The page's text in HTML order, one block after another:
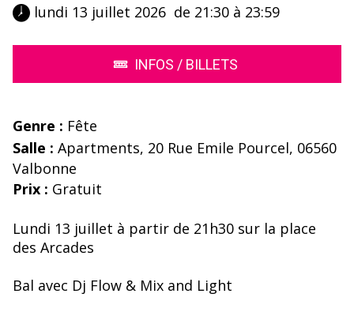
lundi 13 juillet 2026  de 21:30 à 23:59
INFOS / BILLETS
Genre : Fête
Salle : Apartments, 20 Rue Emile Pourcel, 06560
Valbonne
Prix : Gratuit
Lundi 13 juillet à partir de 21h30 sur la place
des Arcades
Bal avec Dj Flow & Mix and Light